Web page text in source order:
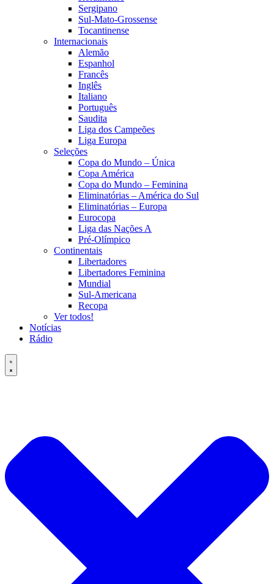
Sergipano
Sul-Mato-Grossense
Tocantinense
Internacionais
Alemão
Espanhol
Francês
Inglês
Italiano
Português
Saudita
Liga dos Campeões
Liga Europa
Seleções
Copa do Mundo – Única
Copa América
Copa do Mundo – Feminina
Eliminatórias – América do Sul
Eliminatórias – Europa
Eurocopa
Liga das Nações A
Pré-Olímpico
Continentais
Libertadores
Libertadores Feminina
Mundial
Sul-Americana
Recopa
Ver todos!
Notícias
Rádio